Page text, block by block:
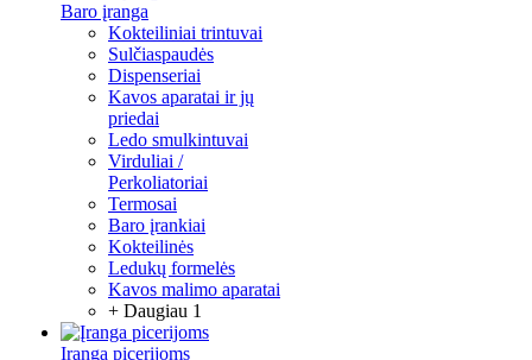
Baro įranga
Kokteiliniai trintuvai
Sulčiaspaudės
Dispenseriai
Kavos aparatai ir jų
priedai
Ledo smulkintuvai
Virduliai /
Perkoliatoriai
Termosai
Baro įrankiai
Kokteilinės
Ledukų formelės
Kavos malimo aparatai
+ Daugiau 1
Įranga picerijoms